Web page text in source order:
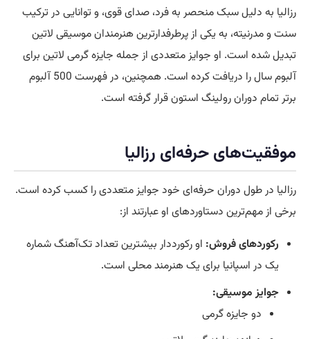
رزالیا به دلیل سبک منحصر به فرد، صدای قوی، و توانایی در ترکیب
سنت و مدرنیته، به یکی از پرطرفدارترین هنرمندان موسیقی لاتین
تبدیل شده است. او جوایز متعددی از جمله جایزه گرمی لاتین برای
آلبوم سال را دریافت کرده است. همچنین، در فهرست 500 آلبوم
برتر تمام دوران رولینگ استون قرار گرفته است.
موفقیت‌های حرفه‌ای رزالیا
رزالیا در طول دوران حرفه‌ای خود جوایز متعددی را کسب کرده است.
برخی از مهم‌ترین دستاوردهای او عبارتند از:
رکوردهای فروش: او رکورددار بیشترین تعداد تک‌آهنگ شماره
یک در اسپانیا برای یک هنرمند محلی است.
جوایز موسیقی:
دو جایزه گرمی